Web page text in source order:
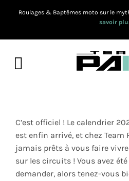
Roulages & Baptêmes moto sur le
savoir
Toggle
🗓️
BONS
C’est officiel ! Le calendrier
est enfin arrivé, et chez Team
jamais prêts à vous faire
sur les circuits ! Vous avez
demander, alors tenez-vous